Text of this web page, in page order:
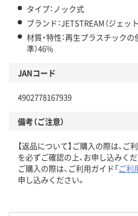
タイプ：ノック式
ブランド：JETSTREAM（ジェッ
材質・特性：再生プラスチック
準）46%
JANコード
4902778167939
備考（ご注意）
【返品について】ご購入の際は、ご
を必ずご確認の上、お申し込みくだ
ご購入の際は、ご利用ガイド「ご利
申し込みください。